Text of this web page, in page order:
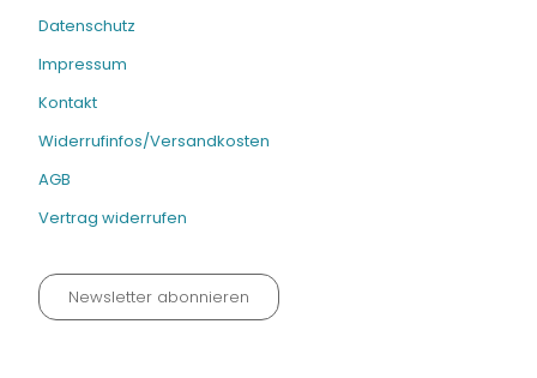
Datenschutz
Impressum
Kontakt
Widerrufinfos/Versandkosten
AGB
Vertrag widerrufen
Newsletter abonnieren